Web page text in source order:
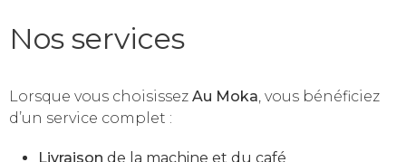
Nos services
Lorsque vous choisissez Au Moka, vous bénéficiez
d’un service complet :
Livraison de la machine et du café